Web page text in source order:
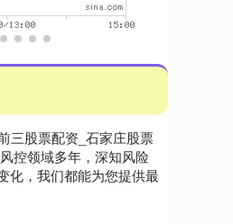
三股票配资_石家庄股票
控领域多年，深知风险
化，我们都能为您提供最